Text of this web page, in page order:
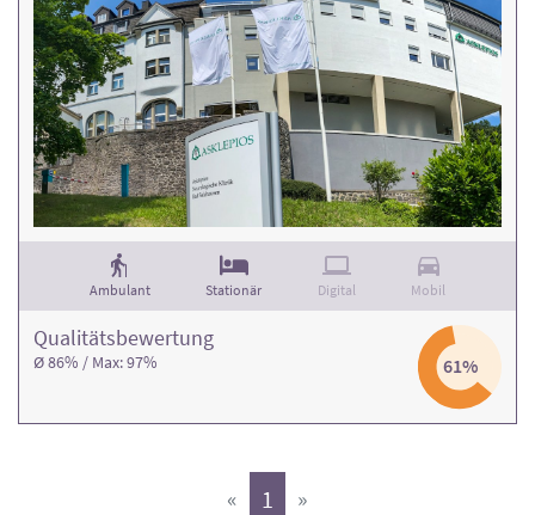
Ambulant Stationär Digital Mobil
Qualitäts­bewertung
Ø 86% / Max: 97% 61%
« 1 (aktiv)
»